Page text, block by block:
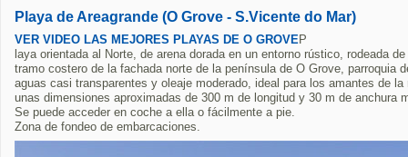
Playa de Areagrande (O Grove - S.Vicente do Mar)
VER VIDEO LAS MEJORES PLAYAS DE O GROVEP
laya orientada al Norte, de arena dorada en un entorno rústico, rodeada
tramo costero de la fachada norte de la península de O Grove, parroquia
aguas casi transparentes y oleaje moderado, ideal para los amantes de
unas dimensiones aproximadas de 300 m de longitud y 30 m de anchura
Se puede acceder en coche a ella o fácilmente a pie.
Zona de fondeo de embarcaciones.